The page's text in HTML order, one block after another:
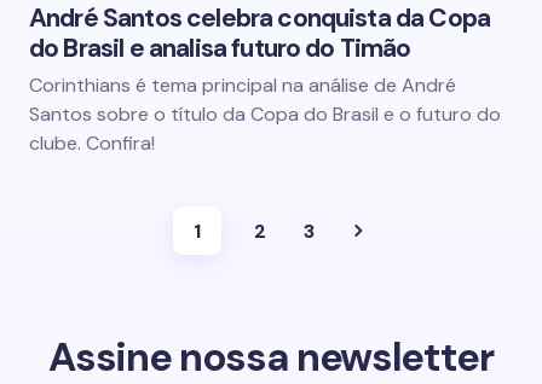
André Santos celebra conquista da Copa
do Brasil e analisa futuro do Timão
Corinthians é tema principal na análise de André
Santos sobre o título da Copa do Brasil e o futuro do
clube. Confira!
1 2 3
Assine nossa newsletter